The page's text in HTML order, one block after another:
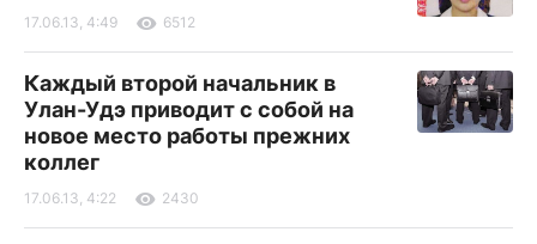
17.06.13, 4:49 6512
Каждый второй начальник в
Улан-Удэ приводит с собой на
новое место работы прежних
коллег
17.06.13, 4:22 2430